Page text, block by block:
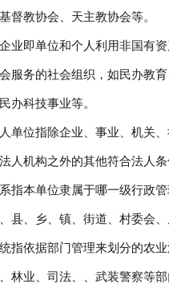
督教协会、天主教协会等。
即单位和个人利用非国有资
服务的社会组织，如民办教
办科技事业等。
位指除企业、事业、机关、
人机构之外的其他符合法人条
本单位隶属于哪一级行政管
县、乡、镇、街道、村委会、
依据部门管理来划分的农业
林业、司法、、武装警察等